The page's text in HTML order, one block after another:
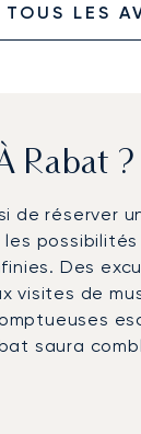
TOUS LES
Rabat ?
de réserver
les
Des
visites de
saura